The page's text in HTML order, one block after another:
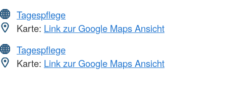
Tagespflege
Karte: Link zur Google Maps Ansicht
Tagespflege
Karte: Link zur Google Maps Ansicht